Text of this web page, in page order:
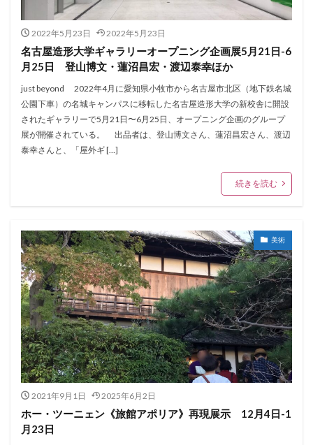
2022年5月23日 2022年5月23日
名古屋造形大学ギャラリーオープニング企画展5月21日-6
月25日 登山博文・蓮沼昌宏・渡辺泰幸ほか
just beyond 2022年4月に愛知県小牧市から名古屋市北区（地下鉄名城
公園下車）の名城キャンパスに移転した名古屋造形大学の新校舎に開設
されたギャラリーで5月21日〜6月25日、オープニング企画のグループ
展が開催されている。 出品者は、登山博文さん、蓮沼昌宏さん、渡辺
泰幸さんと、「屋外ギ […]
続きを読む
美術
2021年9月1日 2025年6月2日
ホー・ツーニェン《旅館アポリア》再現展示 12月4日-1
月23日